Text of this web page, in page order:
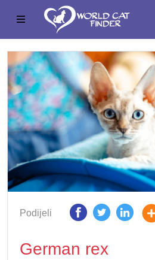
Podijeli
German rex